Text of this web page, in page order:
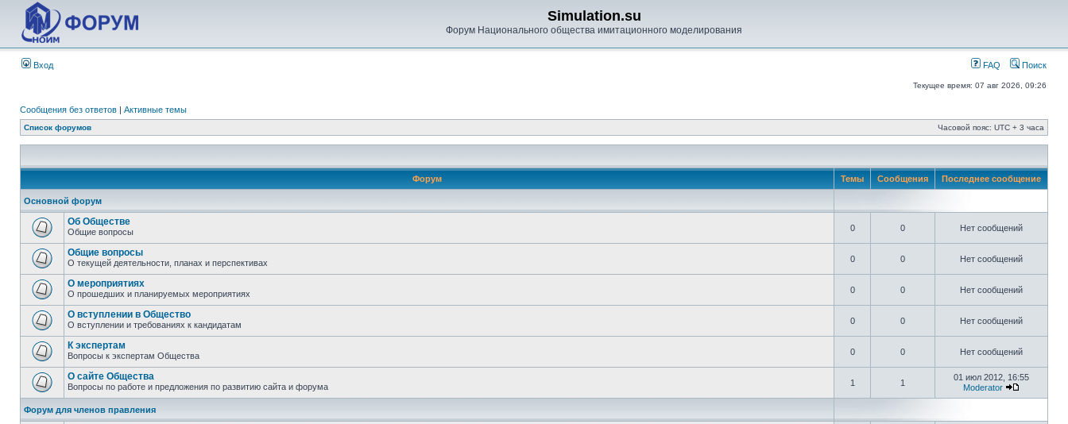
Simulation.su
Форум Национального общества имитационного моделирования
Вход FAQ Поиск
Текущее время: 07 авг 2026, 09:26
Сообщения без ответов | Активные темы
Список форумов Часовой пояс: UTC + 3 часа
Форум Темы Сообщения Последнее сообщение
Основной форум
Об Обществе
Общие вопросы 0 0 Нет сообщений
Общие вопросы
О текущей деятельности, планах и перспективах 0 0 Нет сообщений
О мероприятиях
О прошедших и планируемых мероприятиях 0 0 Нет сообщений
О вступлении в Общество
О вступлении и требованиях к кандидатам 0 0 Нет сообщений
К экспертам
Вопросы к экспертам Общества 0 0 Нет сообщений
О сайте Общества
Вопросы по работе и предложения по развитию сайта и форума 1 1
01 июл 2012, 16:55
Moderator
Форум для членов правления